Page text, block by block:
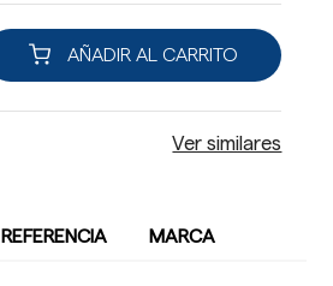
AÑADIR AL CARRITO
Ver similares
REFERENCIA MARCA